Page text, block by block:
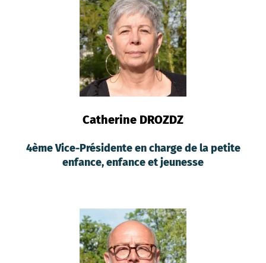
Catherine DROZDZ
4ème Vice-Présidente en charge de la petite
enfance, enfance et jeunesse